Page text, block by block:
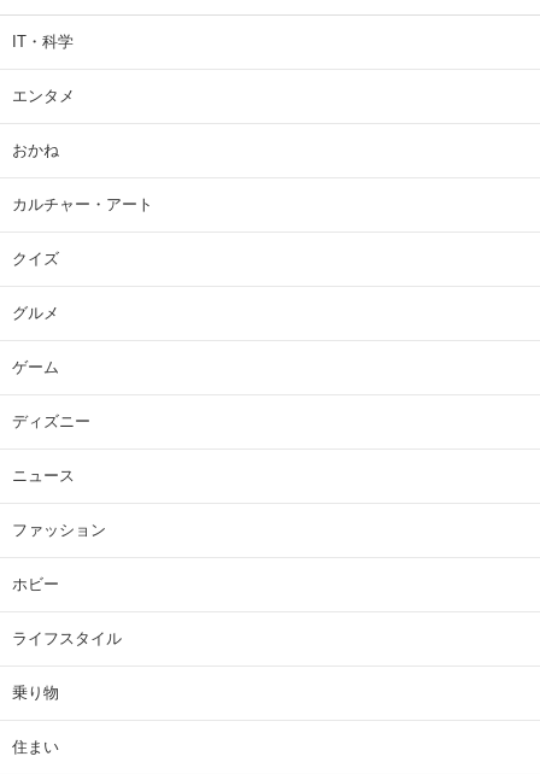
IT・科学
エンタメ
おかね
カルチャー・アート
クイズ
グルメ
ゲーム
ディズニー
ニュース
ファッション
ホビー
ライフスタイル
乗り物
住まい